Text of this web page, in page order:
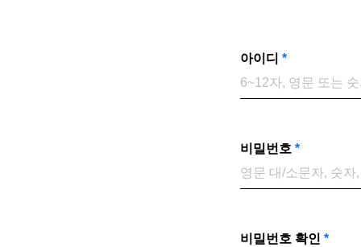
아이디 *
비밀번호 *
비밀번호 확인 *